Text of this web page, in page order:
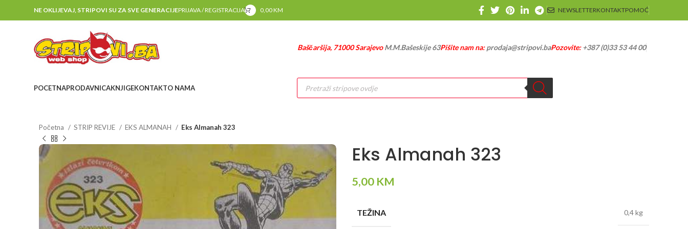
NE OKLIJEVAJ, STRIPOVI SU ZA SVE GENERACIJEPRIJAVA / REGISTRACIJA 0,00KM NEWSLETTERKONTAKTPOMOĆ
Baščaršija, 71000 SarajevoM.M.Bašeskije 63Pišite nam na:prodaja@stripovi.baPozovite:+387 (0)33 53 44 00
POCETNAPRODAVNICAKNJIGEKONTAKTO NAMA
Products
search
Početna STRIP REVIJE EKS ALMANAH Eks Almanah 323
Eks Almanah 323
5,00 KM
TEŽINA 0,4 kg